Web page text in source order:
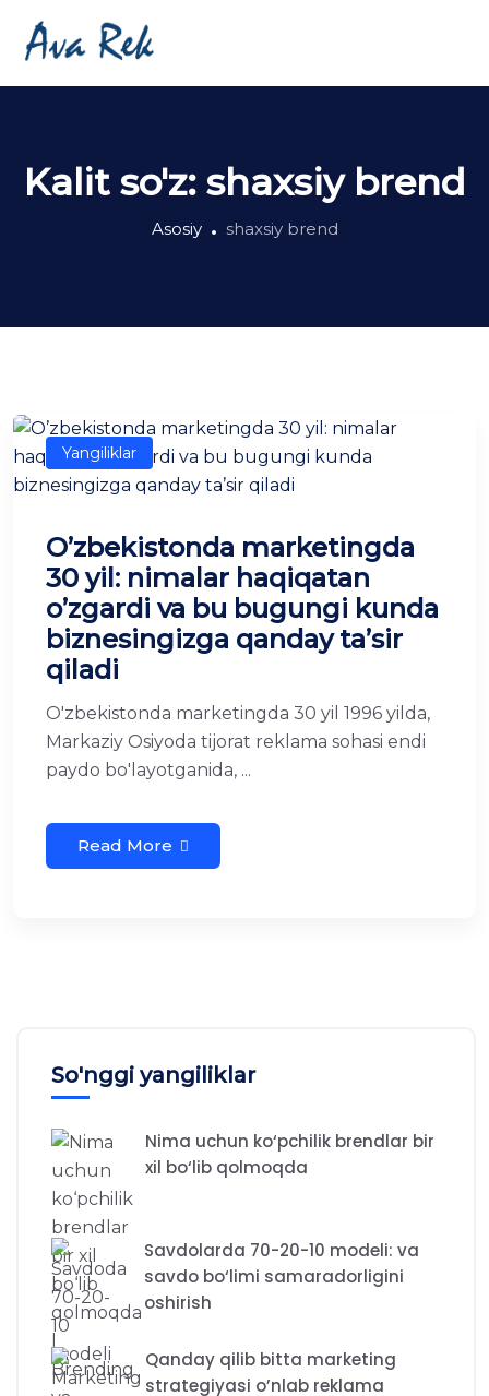
Kalit so'z: shaxsiy brend
Asosiy shaxsiy brend
Yangiliklar
O’zbekistonda marketingda
30 yil: nimalar haqiqatan
o’zgardi va bu bugungi kunda
biznesingizga qanday ta’sir
qiladi
O'zbekistonda marketingda 30 yil 1996 yilda,
Markaziy Osiyoda tijorat reklama sohasi endi
paydo bo'layotganida, ...
Read More
So'nggi yangiliklar
Nima uchun ko‘pchilik brendlar bir
xil bo‘lib qolmoqda
Savdolarda 70-20-10 modeli: va
savdo bo‘limi samaradorligini
oshirish
Qanday qilib bitta marketing
strategiyasi o’nlab reklama